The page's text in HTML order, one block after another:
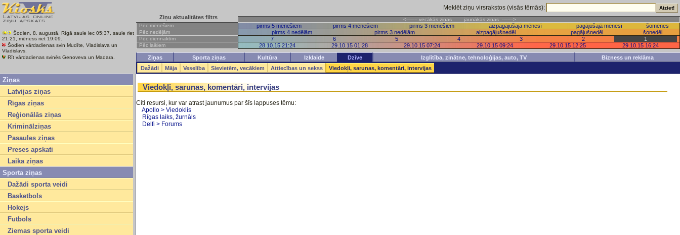
Šodien, 8. augustā, Rīgā saule lec 05:37, saule riet
21:21, mēness riet 19:09.
Šodien vārdadienas svin Mudīte, Vladislava un
Vladislavs.
Rīt vārdadienas svinēs Genoveva un Madara.
Meklēt ziņu virsrakstos (visās tēmās):
Ziņu aktualitātes filtrs <—–-- vecākās ziņas jaunākās ziņas --–—>
Pēc mēnešiem
pirms 5 mēnešiem pirms 4 mēnešiem pirms 3 mēnešiem aizpagājušajā mēnesī pagājušajā mēnesī šomēnes
Pēc nedēļām pirms 4 nedēļām pirms 3 nedēļām aizpagājušnedēļ pagājušnedēļ šonedēļ
Pēc diennaktīm 7 6 5 4 3 2 1
Pēc laikiem 28.10.15 21:24 29.10.15 01:28 29.10.15 07:24 29.10.15 09:24 29.10.15 12:25 29.10.15 16:24
Ziņas Sporta ziņas Kultūra Izklaide Dzīve Izglītība, zinātne, tehnoloģijas, auto, TV
Bizness un reklāma
Dažādi
Māja Veselība Sievietēm, vecākiem Attiecības un sekss Viedokļi, sarunas, komentāri, intervijas
Ziņas
Latvijas ziņas
Rīgas ziņas
Reģionālās ziņas
Kriminālziņas
Pasaules ziņas
Preses apskati
Laika ziņas
Sporta ziņas
Dažādi sporta veidi
Basketbols
Hokejs
Futbols
Ziemas sporta veidi
Viedokļi, sarunas, komentāri, intervijas
Citi resursi, kur var atrast jaunumus par šīs lappuses tēmu:
Apollo > Viedoklis
Rīgas laiks, žurnāls
Delfi > Forums